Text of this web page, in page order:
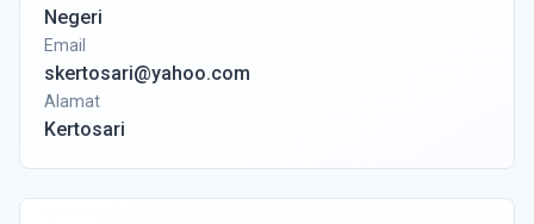
Negeri
Email
skertosari@yahoo.com
Alamat
Kertosari